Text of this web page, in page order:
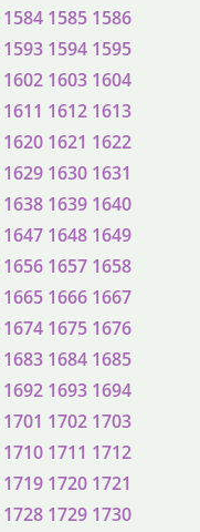
1584 1585 1586
1593 1594 1595
1602 1603 1604
1611 1612 1613
1620 1621 1622
1629 1630 1631
1638 1639 1640
1647 1648 1649
1656 1657 1658
1665 1666 1667
1674 1675 1676
1683 1684 1685
1692 1693 1694
1701 1702 1703
1710 1711 1712
1719 1720 1721
1728 1729 1730